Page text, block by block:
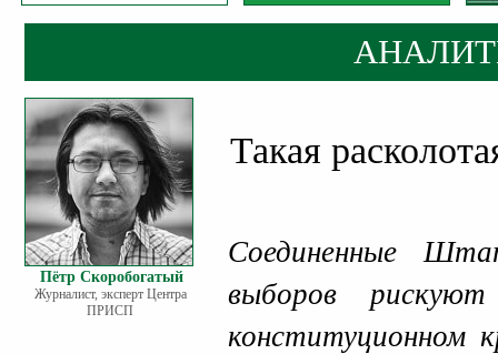
Пётр Скоробогатый
Журналист, эксперт Центра
ПРИСП
Такая
Соединенные
выборов
конституционном